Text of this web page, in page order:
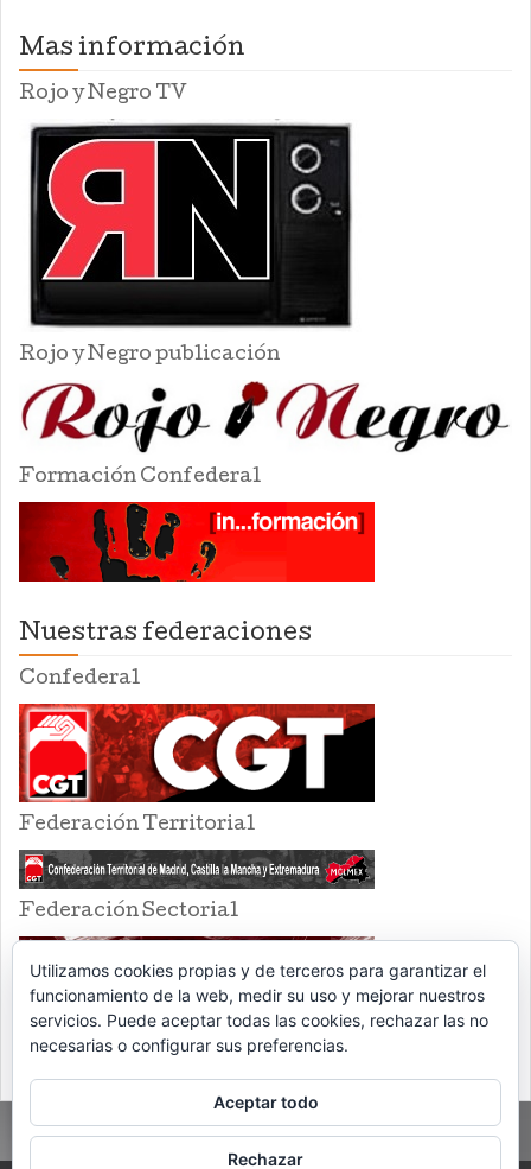
Mas información
Rojo y Negro TV
Rojo y Negro publicación
Formación Confederal
Nuestras federaciones
Confederal
Federación Territorial
Federación Sectorial
Utilizamos cookies propias y de terceros para garantizar el
funcionamiento de la web, medir su uso y mejorar nuestros
servicios. Puede aceptar todas las cookies, rechazar las no
necesarias o configurar sus preferencias.
Aceptar todo
Rechazar